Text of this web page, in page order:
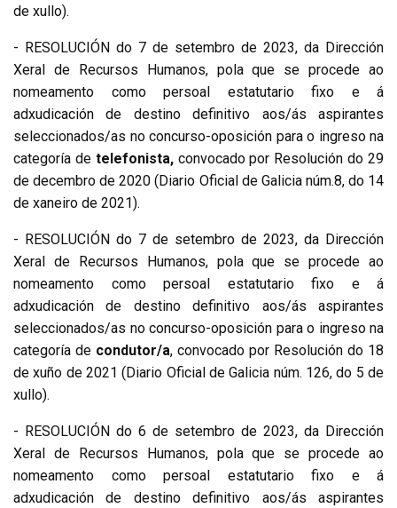
de xullo).
- RESOLUCIÓN do 7 de setembro de 2023, da Dirección
Xeral de Recursos Humanos, pola que se procede ao
nomeamento como persoal estatutario fixo e á
adxudicación de destino definitivo aos/ás aspirantes
seleccionados/as no concurso-oposición para o ingreso na
categoría detelefonista,convocado por Resolución do 29
de decembro de 2020 (Diario Oficial de Galicia núm.8, do 14
de xaneiro de 2021).
- RESOLUCIÓN do 7 de setembro de 2023, da Dirección
Xeral de Recursos Humanos, pola que se procede ao
nomeamento como persoal estatutario fixo e á
adxudicación de destino definitivo aos/ás aspirantes
seleccionados/as no concurso-oposición para o ingreso na
categoría de condutor/a, convocado por Resolución do 18
de xuño de 2021 (Diario Oficial de Galicia núm. 126, do 5 de
xullo).
- RESOLUCIÓN do 6 de setembro de 2023, da Dirección
Xeral de Recursos Humanos, pola que se procede ao
nomeamento como persoal estatutario fixo e á
adxudicación de destino definitivo aos/ás aspirantes